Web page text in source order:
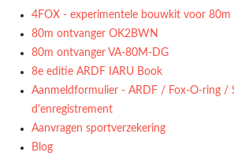
4FOX - experimentele bouwkit voor 80m
80m ontvanger OK2BWN
80m ontvanger VA-80M-DG
8e editie ARDF IARU Book
Aanmeldformulier - ARDF / Fox-O-ring /
d'enregistrement
Aanvragen sportverzekering
Blog